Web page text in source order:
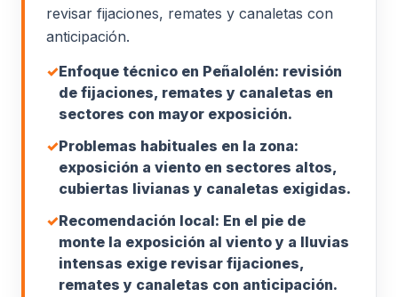
revisar fijaciones, remates y canaletas con
anticipación.
✓Enfoque técnico en Peñalolén: revisión
de fijaciones, remates y canaletas en
sectores con mayor exposición.
✓Problemas habituales en la zona:
exposición a viento en sectores altos,
cubiertas livianas y canaletas exigidas.
✓Recomendación local: En el pie de
monte la exposición al viento y a lluvias
intensas exige revisar fijaciones,
remates y canaletas con anticipación.